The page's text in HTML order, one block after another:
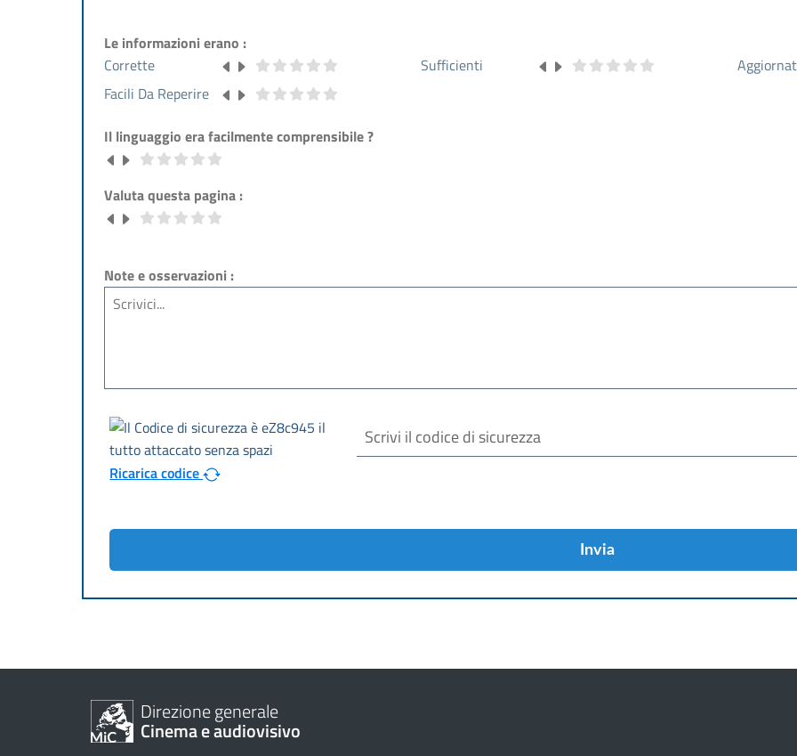
Le informazioni erano :
Corrette
Sufficienti
Facili Da Reperire
Il linguaggio era facilmente comprensibile ?
Valuta questa pagina :
Note e osservazioni :
Ricarica codice
Invia
Direzione generale
Cinema e audiovisivo